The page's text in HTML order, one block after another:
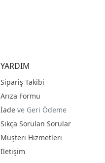
YARDIM
Sipariş Takibi
Arıza Formu
İade ve Geri Ödeme
Sıkça Sorulan Sorular
Müşteri Hizmetleri
İletişim